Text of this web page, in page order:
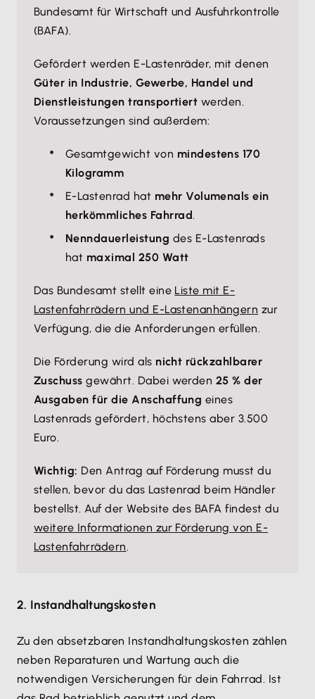
Bundesamt für Wirtschaft und Ausfuhrkontrolle
(BAFA).
Gefördert werden E-Lastenräder, mit denen
Güter in Industrie, Gewerbe, Handel und
Dienstleistungen transportiert werden.
Voraussetzungen sind außerdem:
Gesamtgewicht von mindestens 170
Kilogramm
E-Lastenrad hat mehr Volumenals ein
herkömmliches Fahrrad.
Nenndauerleistung des E-Lastenrads
hat maximal 250 Watt
Das Bundesamt stellt eine Liste mit E-
Lastenfahrrädern und E-Lastenanhängern zur
Verfügung, die die Anforderungen erfüllen.
Die Förderung wird als nicht rückzahlbarer
Zuschuss gewährt. Dabei werden 25 % der
Ausgaben für die Anschaffung eines
Lastenrads gefördert, höchstens aber 3.500
Euro.
Wichtig: Den Antrag auf Förderung musst du
stellen, bevor du das Lastenrad beim Händler
bestellst. Auf der Website des BAFA findest du
weitere Informationen zur Förderung von E-
Lastenfahrrädern.
2. Instandhaltungskosten
Zu den absetzbaren Instandhaltungskosten zählen
neben Reparaturen und Wartung auch die
notwendigen Versicherungen für dein Fahrrad. Ist